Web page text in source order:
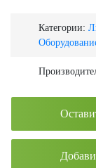
Категории: